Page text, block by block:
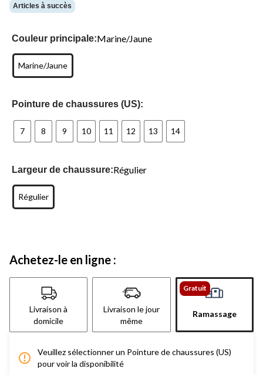
Articles à succès
Couleur principale:Marine/Jaune
Marine/Jaune
Pointure de chaussures (US):
7 8 9 10 11 12 13 14
Largeur de chaussure:Régulier
Régulier
Achetez-le en ligne :
Livraison à
domicile
Livraison le jour
même
Gratuit
Ramassage
Veuillez sélectionner un Pointure de chaussures (US)
pour voir la disponibilité